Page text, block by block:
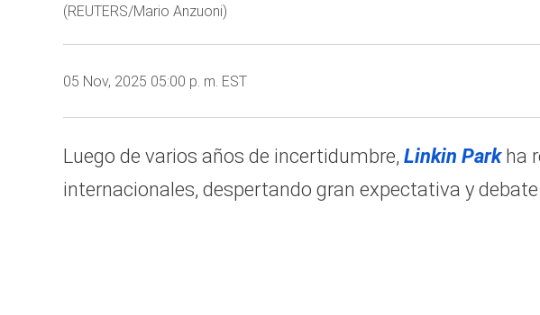
(REUTERS/Mario Anzuoni)
05 Nov, 2025 05:00 p. m. EST
Luego de varios años de incertidumbre, Linkin Parkha
internacionales, despertando gran expectativa y